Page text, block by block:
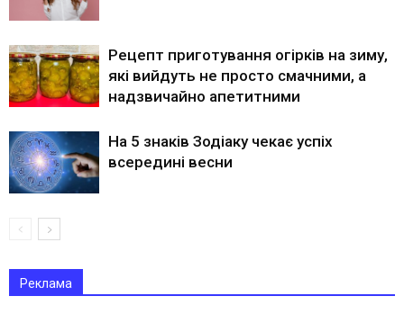
Рецепт приготування огірків на зиму,
які вийдуть не просто смачними, а
надзвичайно апетитними
На 5 знаків Зодіаку чекає успіх
всередині весни
Реклама